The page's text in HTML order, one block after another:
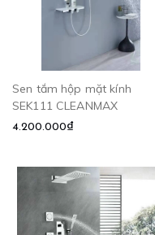
Sen tắm hộp mặt kính
SEK111 CLEANMAX
4.200.000₫